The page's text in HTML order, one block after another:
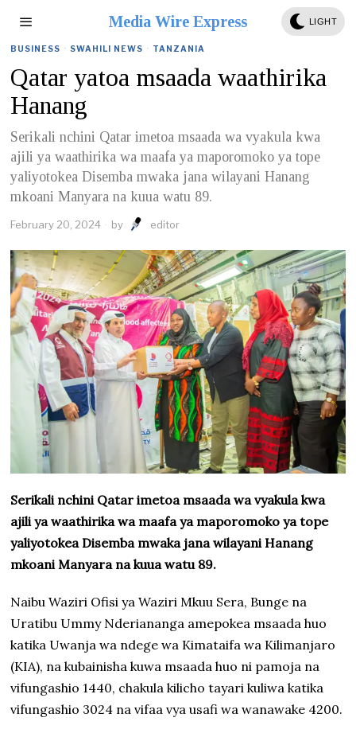
Media Wire Express LIGHT
BUSINESS · SWAHILI NEWS · TANZANIA
Qatar yatoa msaada waathirika
Hanang
Serikali nchini Qatar imetoa msaada wa vyakula kwa
ajili ya waathirika wa maafa ya maporomoko ya tope
yaliyotokea Disemba mwaka jana wilayani Hanang
mkoani Manyara na kuua watu 89.
February 20, 2024 by editor
Serikali nchini Qatar imetoa msaada wa vyakula kwa
ajili ya waathirika wa maafa ya maporomoko ya tope
yaliyotokea Disemba mwaka jana wilayani Hanang
mkoani Manyara na kuua watu 89.
Naibu Waziri Ofisi ya Waziri Mkuu Sera, Bunge na
Uratibu Ummy Nderiananga amepokea msaada huo
katika Uwanja wa ndege wa Kimataifa wa Kilimanjaro
(KIA), na kubainisha kuwa msaada huo ni pamoja na
vifungashio 1440, chakula kilicho tayari kuliwa katika
vifungashio 3024 na vifaa vya usafi wa wanawake 4200.